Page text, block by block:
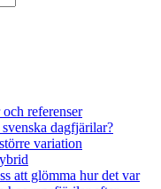
referenser
dagfjärilar?
variation
att glömma hur det var